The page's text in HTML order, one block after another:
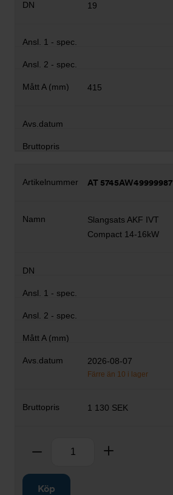
19
415
AT 5745AW49999987
Slangsats AKF IVT
Compact 14-16kW
2026-08-07
Färre än 10 i lager
1 130 SEK
Ta bort
Köp